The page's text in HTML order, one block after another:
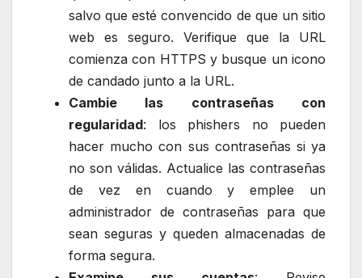
salvo que esté convencido de que un sitio
web es seguro. Verifique que la URL
comienza con HTTPS y busque un icono
de candado junto a la URL.
Cambie las contraseñas con
regularidad: los phishers no pueden
hacer mucho con sus contraseñas si ya
no son válidas. Actualice las contraseñas
de vez en cuando y emplee un
administrador de contraseñas para que
sean seguras y queden almacenadas de
forma segura.